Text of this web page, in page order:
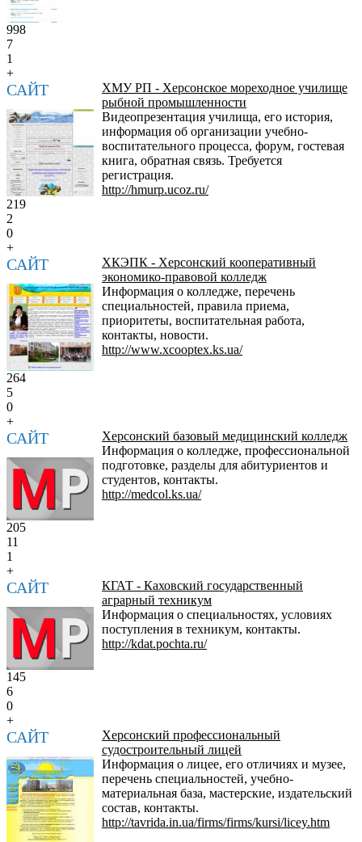
998
7
1
+
САЙТ
ХМУ РП - Херсонское мореходное училище
рыбной промышленности
Видеопрезентация училища, его история,
информация об организации учебно-
воспитательного процесса, форум, гостевая
книга, обратная связь. Требуется
регистрация.
http://hmurp.ucoz.ru/
219
2
0
+
САЙТ
ХКЭПК - Херсонский кооперативный
экономико-правовой колледж
Информация о колледже, перечень
специальностей, правила приема,
приоритеты, воспитательная работа,
контакты, новости.
http://www.xcooptex.ks.ua/
264
5
0
+
САЙТ
Херсонский базовый медицинский колледж
Информация о колледже, профессиональной
подготовке, разделы для абитуриентов и
студентов, контакты.
http://medcol.ks.ua/
205
11
1
+
САЙТ
КГАТ - Каховский государственный
аграрный техникум
Информация о специальностях, условиях
поступления в техникум, контакты.
http://kdat.pochta.ru/
145
6
0
+
САЙТ
Херсонский профессиональный
судостроительный лицей
Информация о лицее, его отличиях и музее,
перечень специальностей, учебно-
материальная база, мастерские, издательский
состав, контакты.
http://tavrida.in.ua/firms/firms/kursi/licey.htm